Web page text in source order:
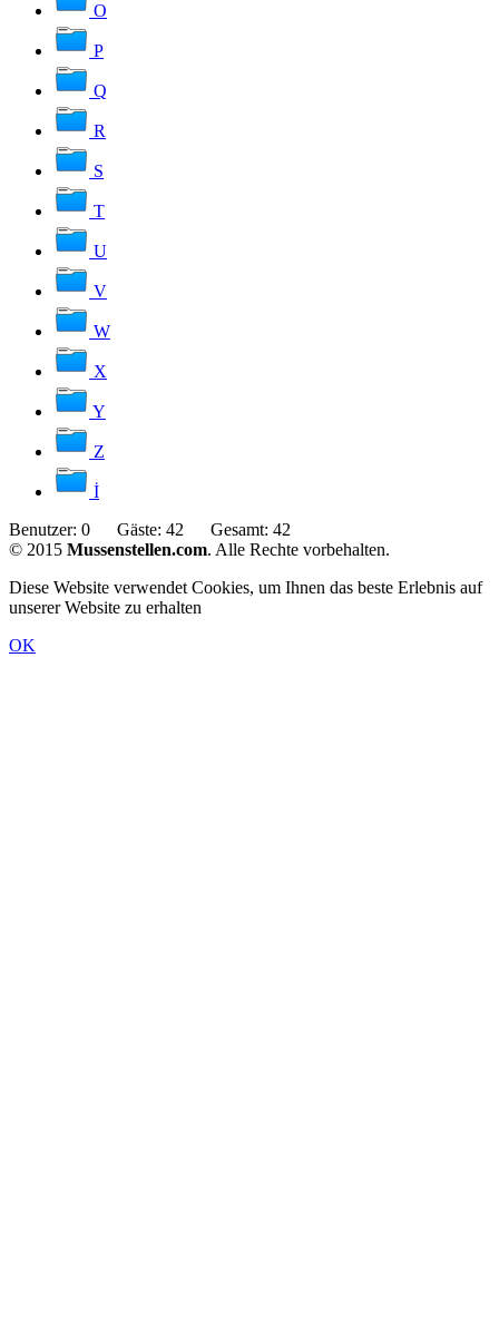
O
P
Q
R
S
T
U
V
W
X
Y
Z
İ
Benutzer: 0 Gäste: 42 Gesamt: 42
© 2015 Mussenstellen.com. Alle Rechte vorbehalten.
Diese Website verwendet Cookies, um Ihnen das beste Erlebnis auf
unserer Website zu erhalten
OK